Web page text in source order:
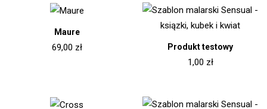
Maure
69,00 zł Produkt testowy
1,00 zł